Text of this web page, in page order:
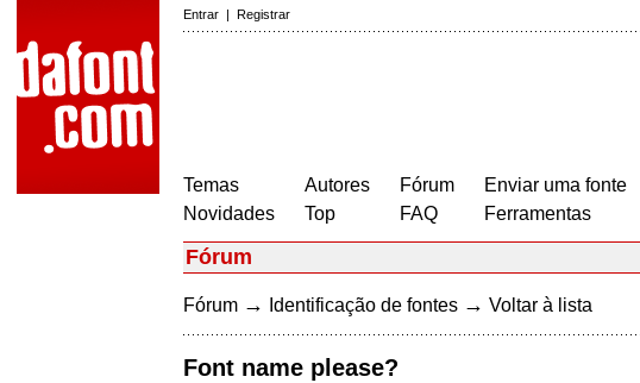
Entrar | Registrar
Temas
Novidades
Autores
Top
Fórum
FAQ
Enviar uma fonte
Ferramentas
Fórum
Fórum → Identificação de fontes → Voltar à lista
Font name please?